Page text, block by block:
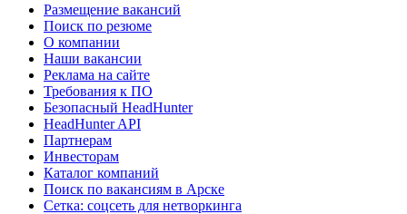
Размещение вакансий
Поиск по резюме
О компании
Наши вакансии
Реклама на сайте
Требования к ПО
Безопасный HeadHunter
HeadHunter API
Партнерам
Инвесторам
Каталог компаний
Поиск по вакансиям в Арске
Сетка: соцсеть для нетворкинга